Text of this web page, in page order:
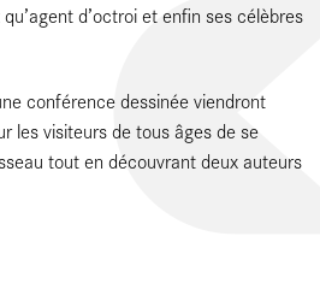
d’octroi et enfin ses célèbres
conférence dessinée viendront
les visiteurs de tous âges de se
tout en découvrant deux auteurs